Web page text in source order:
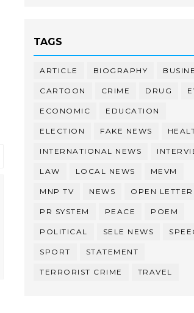
TAGS
ARTICLE BIOGRAPHY
CARTOON CRIME DRUG
ECONOMIC EDUCATION
ELECTION FAKE NEWS
INTERNATIONAL NEWS
LAW LOCAL NEWS MEVM
MNP TV NEWS OPEN LETTER
PR SYSTEM PEACE POEM
POLITICAL SELE NEWS
SPORT STATEMENT
TERRORIST CRIME TRAVEL